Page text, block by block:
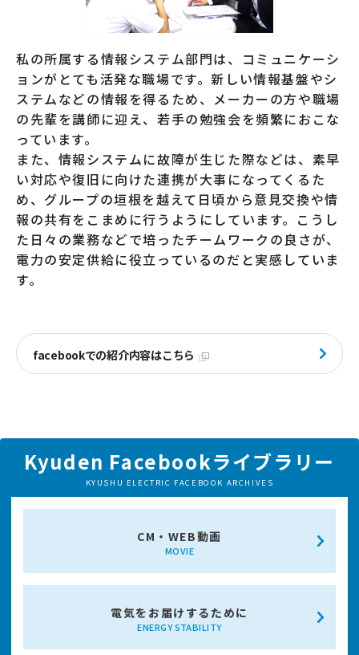
私の所属する情報システム部門は、コミュニケーシ
ョンがとても活発な職場です。新しい情報基盤やシ
ステムなどの情報を得るため、メーカーの方や職場
の先輩を講師に迎え、若手の勉強会を頻繁におこな
っています。
また、情報システムに故障が生じた際などは、素早
い対応や復旧に向けた連携が大事になってくるた
め、グループの垣根を越えて日頃から意見交換や情
報の共有をこまめに行うようにしています。こうし
た日々の業務などで培ったチームワークの良さが、
電力の安定供給に役立っているのだと実感していま
す。
facebookでの紹介内容はこちら
Kyuden Facebookライブラリー
KYUSHU ELECTRIC FACEBOOK ARCHIVES
CM・WEB動画
MOVIE
電気をお届けするために
ENERGY STABILITY